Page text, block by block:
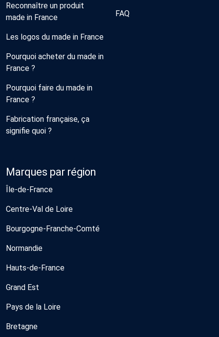
Reconnaître un produit
made in France
Les logos du made in France
Pourquoi acheter du made in
France ?
Pourquoi faire du made in
France ?
Fabrication française, ça
signifie quoi ?
FAQ
Marques par région
Île-de-France
Centre-Val de Loire
Bourgogne-Franche-Comté
Normandie
Hauts-de-France
Grand Est
Pays de la Loire
Bretagne